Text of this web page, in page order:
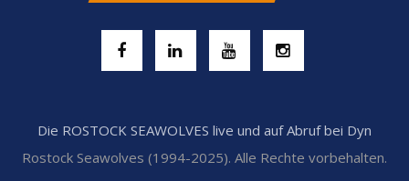
Die ROSTOCK SEAWOLVES live und auf Abruf bei Dyn
Rostock Seawolves (1994-2025). Alle Rechte vorbehalten.